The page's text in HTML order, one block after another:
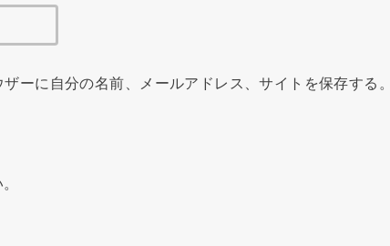
ーに自分の名前、メールアドレス、サイトを保存する。